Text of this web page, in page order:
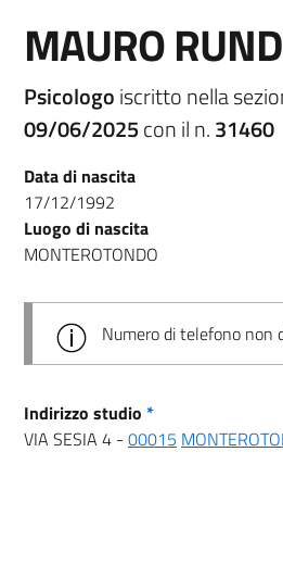
MAURO
Psicologoiscritto nella
09/06/2025con il n.31460
Data di nascita
17/12/1992
Luogo di nascita
MONTEROTONDO
Numero di telefono non
Indirizzo studio *
VIA SESIA 4 - 00015